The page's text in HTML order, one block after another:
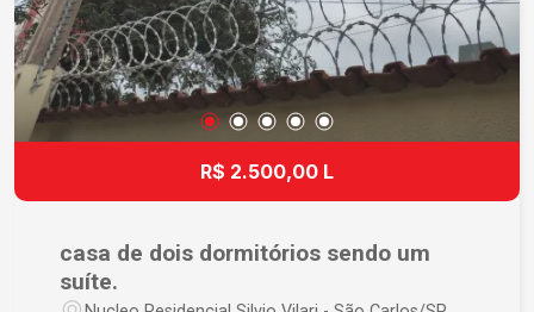
valorizam espaço, comodidade e uma excelente
localização. Agende uma visita e venha conhecer
seu novo lar!
R$ 2.500,00 L
casa de dois dormitórios sendo um
suíte.